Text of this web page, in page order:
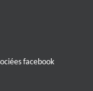
facebook